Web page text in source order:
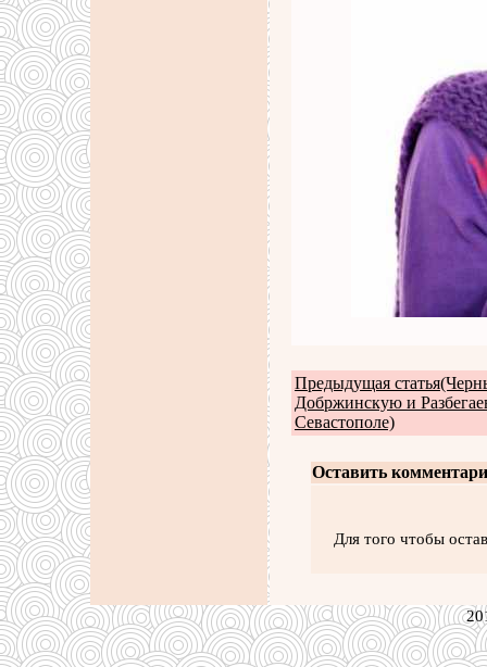
Предыдущая
Добржинскую и
Севастополе)
Оставить
Для того чтобы